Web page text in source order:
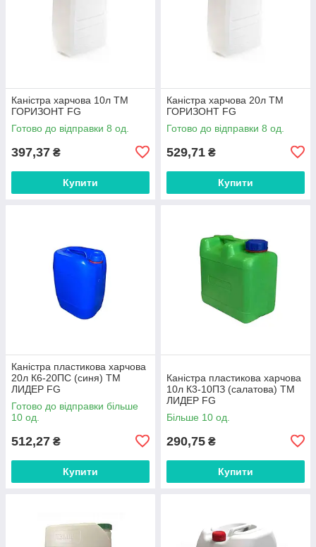
Каністра харчова 10л ТМ
ГОРИЗОНТ FG
Готово до відправки 8 од.
397,37 ₴
Купити
Каністра харчова 20л ТМ
ГОРИЗОНТ FG
Готово до відправки 8 од.
529,71 ₴
Купити
Каністра пластикова харчова
20л К6-20ПC (синя) ТМ
ЛИДЕР FG
Готово до відправки більше
10 од.
512,27 ₴
Купити
Каністра пластикова харчова
10л К3-10ПЗ (салатова) ТМ
ЛИДЕР FG
Більше 10 од.
290,75 ₴
Купити